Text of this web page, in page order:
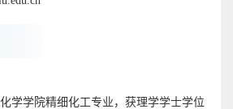
学学院精细化工专业，获理学学士学位